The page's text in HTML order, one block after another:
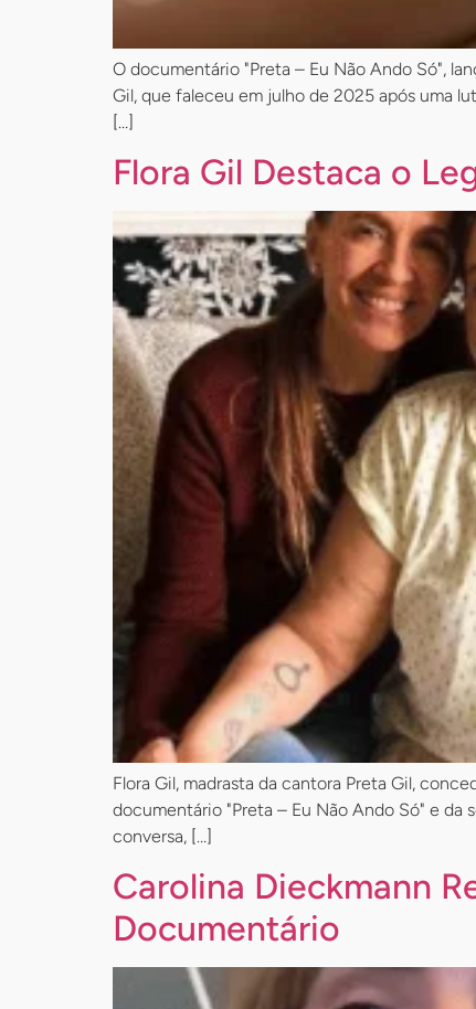
O documentário "Preta – Eu Não Ando Só",
Gil, que faleceu em julho de 2025 após uma
[…]
Flora Gil Destaca o
Flora Gil, madrasta da cantora Preta Gil,
documentário "Preta – Eu Não Ando Só" e da
conversa, […]
Carolina Dieckmann
Documentário